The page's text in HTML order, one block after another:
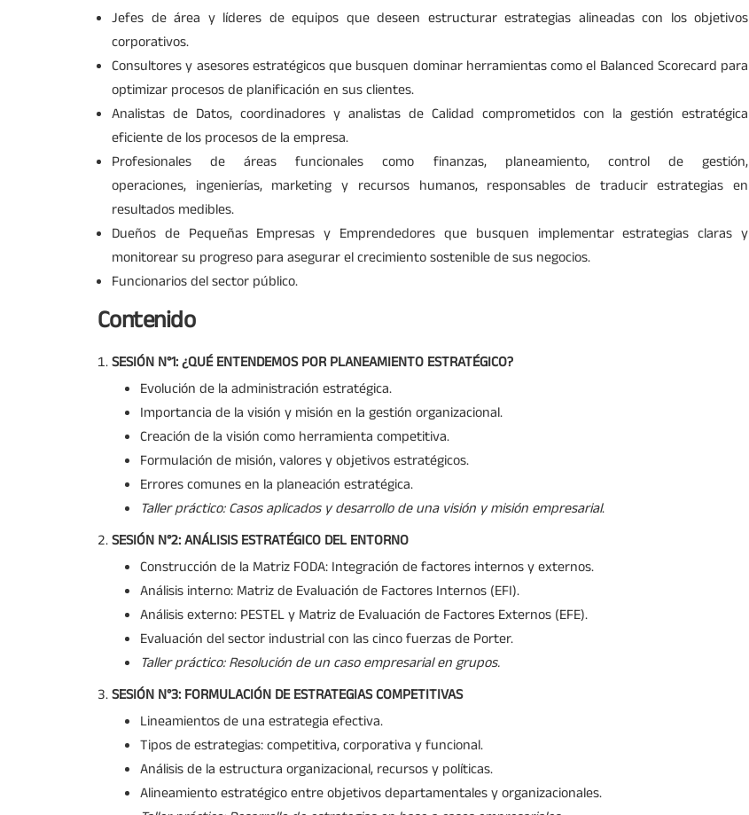
Jefes de área y líderes de equipos que deseen estructurar estrategias alineadas con los objetivos
corporativos.
Consultores y asesores estratégicos que busquen dominar herramientas como el Balanced Scorecard para
optimizar procesos de planificación en sus clientes.
Analistas de Datos, coordinadores y analistas de Calidad comprometidos con la gestión estratégica
eficiente de los procesos de la empresa.
Profesionales de áreas funcionales como finanzas, planeamiento, control de gestión,
operaciones, ingenierías, marketing y recursos humanos, responsables de traducir estrategias en
resultados medibles.
Dueños de Pequeñas Empresas y Emprendedores que busquen implementar estrategias claras y
monitorear su progreso para asegurar el crecimiento sostenible de sus negocios.
Funcionarios del sector público.
Contenido
SESIÓN N°1: ¿QUÉ ENTENDEMOS POR PLANEAMIENTO ESTRATÉGICO?
Evolución de la administración estratégica.
Importancia de la visión y misión en la gestión organizacional.
Creación de la visión como herramienta competitiva.
Formulación de misión, valores y objetivos estratégicos.
Errores comunes en la planeación estratégica.
Taller práctico: Casos aplicados y desarrollo de una visión y misión empresarial.
SESIÓN N°2: ANÁLISIS ESTRATÉGICO DEL ENTORNO
Construcción de la Matriz FODA: Integración de factores internos y externos.
Análisis interno: Matriz de Evaluación de Factores Internos (EFI).
Análisis externo: PESTEL y Matriz de Evaluación de Factores Externos (EFE).
Evaluación del sector industrial con las cinco fuerzas de Porter.
Taller práctico: Resolución de un caso empresarial en grupos.
SESIÓN N°3: FORMULACIÓN DE ESTRATEGIAS COMPETITIVAS
Lineamientos de una estrategia efectiva.
Tipos de estrategias: competitiva, corporativa y funcional.
Análisis de la estructura organizacional, recursos y políticas.
Alineamiento estratégico entre objetivos departamentales y organizacionales.